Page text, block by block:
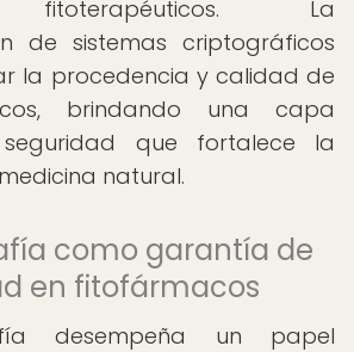
fitoterapéuticos. La
de sistemas criptográficos
la procedencia y calidad de
brindando una capa
que fortalece la
natural.
como garantía de
en fitofármacos
desempeña un papel